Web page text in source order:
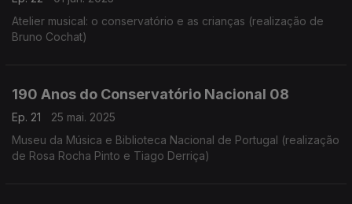
Atelier musical: o conservatório e as crianças (realização de
Bruno Cochat)
190 Anos do Conservatório Nacional 08
Ep. 21
25 mai. 2025
Museu da Música e Biblioteca Nacional de Portugal (realização
de Rosa Rocha Pinto e Tiago Derriça)